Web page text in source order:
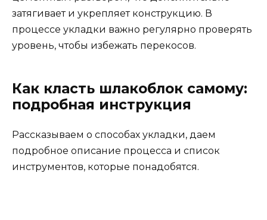
затягивает и укрепляет конструкцию. В
процессе укладки важно регулярно проверять
уровень, чтобы избежать перекосов.
Как класть шлакоблок самому:
подробная инструкция
Рассказываем о способах укладки, даем
подробное описание процесса и список
инструментов, которые понадобятся.